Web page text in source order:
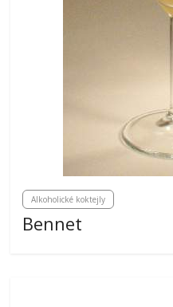
Alkoholické koktejly
Bennet